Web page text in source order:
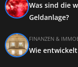
Was sind die
Geldanlage?
FINANZEN &
Wie